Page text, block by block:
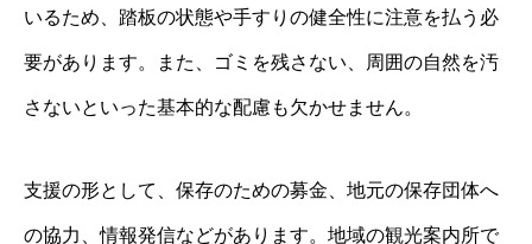
いるため、踏板の状態や手すりの健全性に注意を払う必
要があります。また、ゴミを残さない、周囲の自然を汚
さないといった基本的な配慮も欠かせません。
支援の形として、保存のための募金、地元の保存団体へ
の協力、情報発信などがあります。地域の観光案内所で